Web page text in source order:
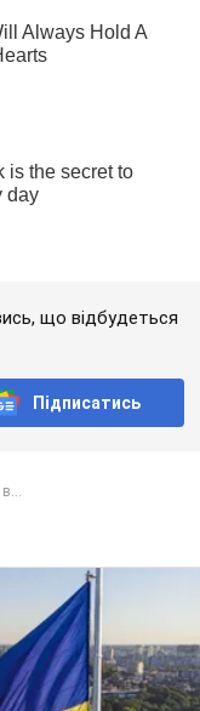
що відбудеться
Підписатись